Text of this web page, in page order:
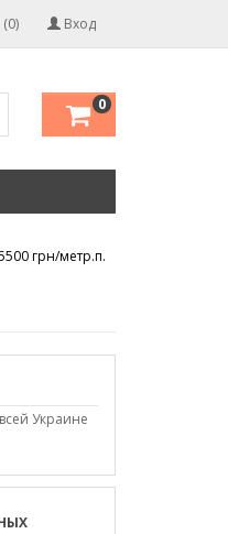
Вход
0
грн/метр.п.
Украине